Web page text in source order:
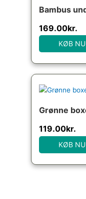
169.00kr.
KØB NU
119.00kr.
KØB NU